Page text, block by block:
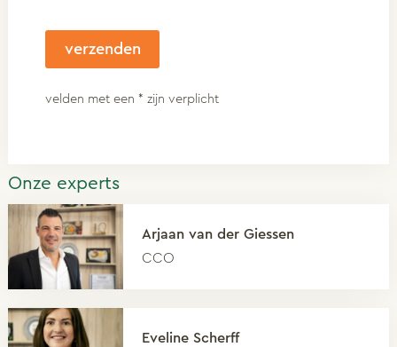
velden met een * zijn verplicht
Onze experts
Arjaan van der Giessen
CCO
Eveline Scherff